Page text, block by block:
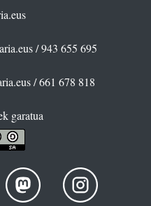
/ 943 655 695
/ 661 678 818
garatua